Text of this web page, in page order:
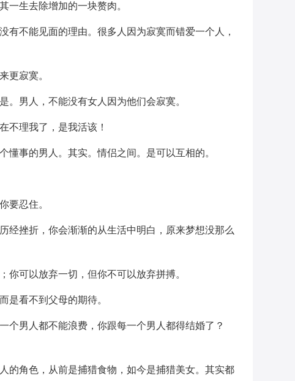
一生去除增加的一块赘肉。
有不能见面的理由。很多人因为寂寞而错爱一个人，
更寂寞。
。男人，不能没有女人因为他们会寂寞。
不理我了，是我活该！
懂事的男人。其实。情侣之间。是可以互相的。
要忍住。
经挫折，你会渐渐的从生活中明白，原来梦想没那么
你可以放弃一切，但你不可以放弃拼搏。
是看不到父母的期待。
个男人都不能浪费，你跟每一个男人都得结婚了？
的角色，从前是捕猎食物，如今是捕猎美女。其实都